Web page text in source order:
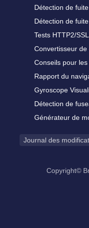
Détection de
Détection de
Tests HTTP2/
Convertisseur de
Conseils pour
Rapport du
Gyroscope
Détection de
Générateur de
Journal des
Copyright©